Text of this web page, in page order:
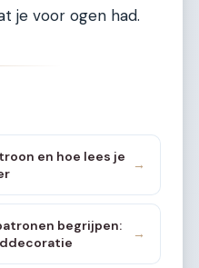
je voor ogen had.
en hoe lees je
→
begrijpen:
→